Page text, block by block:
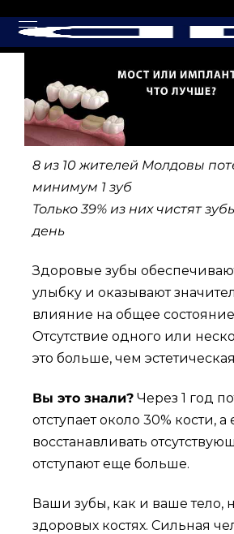
8 из 10 жителей Молдовы
минимум 1 зуб
Только 39% из них чистят
день
Здоровые зубы
улыбку и оказывают
влияние на общее
Отсутствие одного или
это больше, чем
Вы это знали? Через 1 год
отступает около 30% кости, а
восстанавливать
отступают еще больше.
Ваши зубы, как и ваше тело,
здоровых костях. Сильная